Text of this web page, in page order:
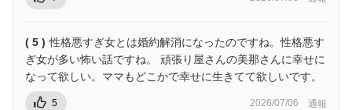
( 5 ) 性格悪すぎ女とは婚約解消になったのですね。性格悪す
ぎ女が多い怖い話ですね。 頑張り屋さんの美那さんに幸せに
なって欲しい。ママもどこかで幸せに生きてて欲しいです。
5 2026/07/06 通報